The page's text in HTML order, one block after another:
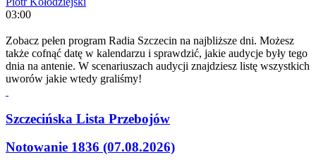
03:00
Zobacz pełen program Radia Szczecin na najbliższe dni. Możesz
także cofnąć datę w kalendarzu i sprawdzić, jakie audycje były tego
dnia na antenie. W scenariuszach audycji znajdziesz listę wszystkich
uworów jakie wtedy graliśmy!
Szczecińska Lista Przebojów
Notowanie 1836 (07.08.2026)